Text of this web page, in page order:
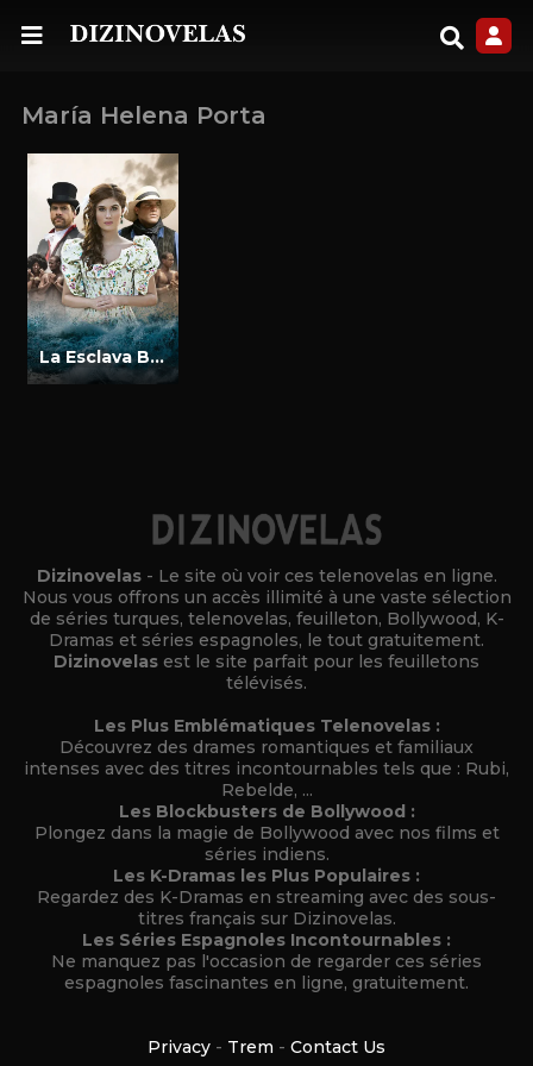
María Helena Porta
La Esclava Blanca
Dizinovelas - Le site où voir ces telenovelas en ligne.
Nous vous offrons un accès illimité à une vaste sélection
de séries turques, telenovelas, feuilleton, Bollywood, K-
Dramas et séries espagnoles, le tout gratuitement.
Dizinovelas est le site parfait pour les feuilletons
télévisés.
Les Plus Emblématiques Telenovelas :
Découvrez des drames romantiques et familiaux
intenses avec des titres incontournables tels que : Rubi,
Rebelde, ...
Les Blockbusters de Bollywood :
Plongez dans la magie de Bollywood avec nos films et
séries indiens.
Les K-Dramas les Plus Populaires :
Regardez des K-Dramas en streaming avec des sous-
titres français sur Dizinovelas.
Les Séries Espagnoles Incontournables :
Ne manquez pas l'occasion de regarder ces séries
espagnoles fascinantes en ligne, gratuitement.
Privacy - Trem - Contact Us